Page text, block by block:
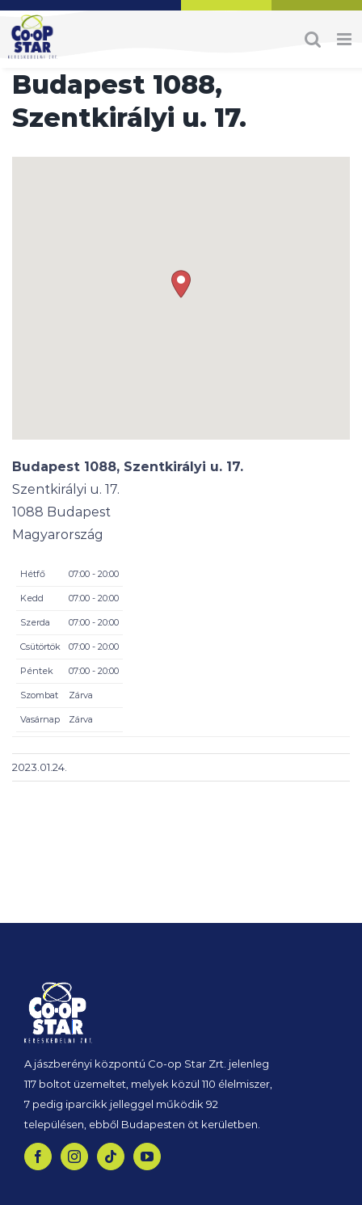
Skip
to
content
Budapest 1088,
Szentkirályi u. 17.
Budapest 1088, Szentkirályi u. 17.
Szentkirályi u. 17.
1088 Budapest
Magyarország
Hétfő 07:00 - 20:00
Kedd 07:00 - 20:00
Szerda 07:00 - 20:00
Csütörtök 07:00 - 20:00
Péntek 07:00 - 20:00
Szombat Zárva
Vasárnap Zárva
2023.01.24.
A jászberényi központú Co-op Star Zrt. jelenleg
117 boltot üzemeltet, melyek közül 110 élelmiszer,
7 pedig iparcikk jelleggel működik 92
településen, ebből Budapesten öt kerületben.